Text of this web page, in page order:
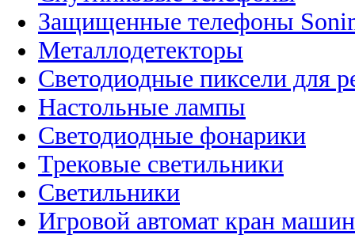
Защищенные телефоны
Металлодетекторы
Светодиодные пиксели для
Настольные лампы
Светодиодные фонарики
Трековые светильники
Светильники
Игровой автомат кран